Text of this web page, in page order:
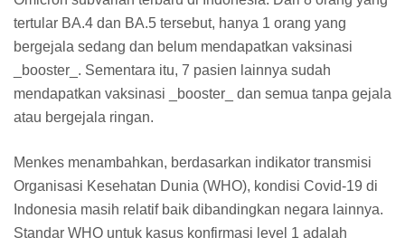
tertular BA.4 dan BA.5 tersebut, hanya 1 orang yang
bergejala sedang dan belum mendapatkan vaksinasi
_booster_. Sementara itu, 7 pasien lainnya sudah
mendapatkan vaksinasi _booster_ dan semua tanpa gejala
atau bergejala ringan.
Menkes menambahkan, berdasarkan indikator transmisi
Organisasi Kesehatan Dunia (WHO), kondisi Covid-19 di
Indonesia masih relatif baik dibandingkan negara lainnya.
Standar WHO untuk kasus konfirmasi level 1 adalah